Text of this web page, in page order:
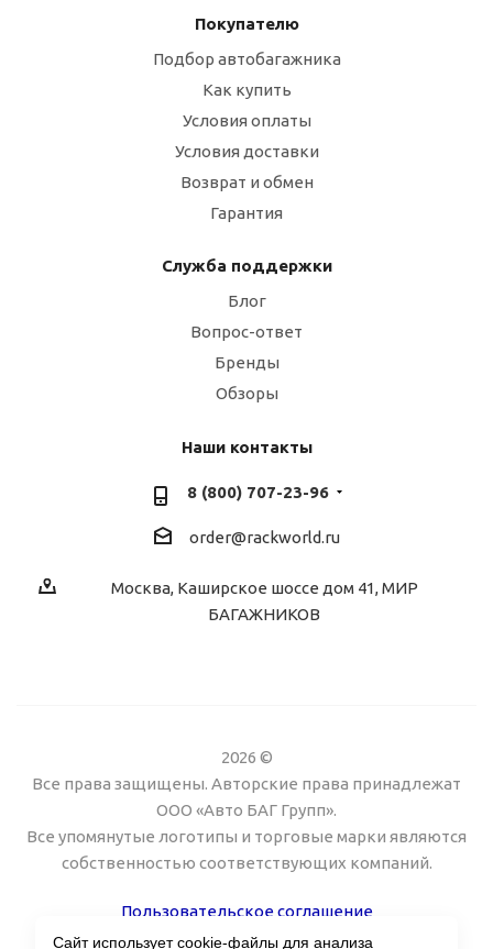
Покупателю
Подбор автобагажника
Как купить
Условия оплаты
Условия доставки
Возврат и обмен
Гарантия
Служба поддержки
Блог
Вопрос-ответ
Бренды
Обзоры
Наши контакты
8 (800) 707-23-96
order@rackworld.ru
Москва, Каширское шоссе дом 41, МИР
БАГАЖНИКОВ
2026 ©
Все права защищены. Авторские права принадлежат
ООО «Авто БАГ Групп».
Все упомянутые логотипы и торговые марки являются
собственностью соответствующих компаний.
Пользовательское соглашение
Сайт использует cookie-файлы для анализа